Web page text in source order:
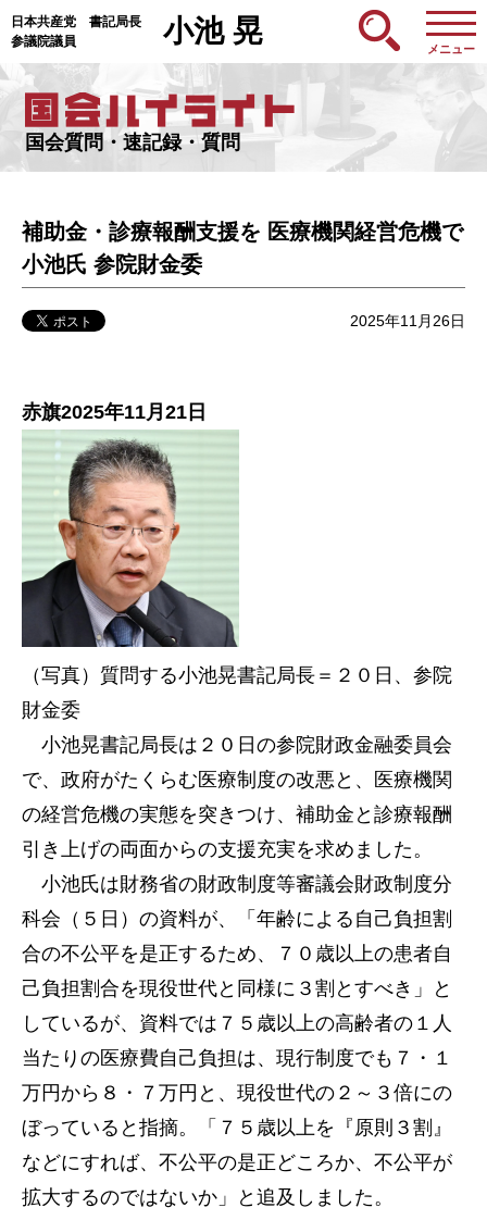
日本共産党 書記局長
参議院議員
小池 晃
メニュー
国会質問・速記録・質問
補助金・診療報酬支援を 医療機関経営危機で
小池氏 参院財金委
2025年11月26日
赤旗2025年11月21日
（写真）質問する小池晃書記局長＝２０日、参院
財金委
小池晃書記局長は２０日の参院財政金融委員会
で、政府がたくらむ医療制度の改悪と、医療機関
の経営危機の実態を突きつけ、補助金と診療報酬
引き上げの両面からの支援充実を求めました。
小池氏は財務省の財政制度等審議会財政制度分
科会（５日）の資料が、「年齢による自己負担割
合の不公平を是正するため、７０歳以上の患者自
己負担割合を現役世代と同様に３割とすべき」と
しているが、資料では７５歳以上の高齢者の１人
当たりの医療費自己負担は、現行制度でも７・１
万円から８・７万円と、現役世代の２～３倍にの
ぼっていると指摘。「７５歳以上を『原則３割』
などにすれば、不公平の是正どころか、不公平が
拡大するのではないか」と追及しました。